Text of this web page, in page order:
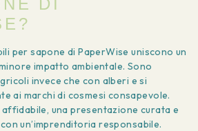
per sapone di PaperWise uniscono un
impatto ambientale. Sono
invece che con alberi e si
ai marchi di cosmesi consapevole.
una presentazione curata e
un’imprenditoria responsabile.